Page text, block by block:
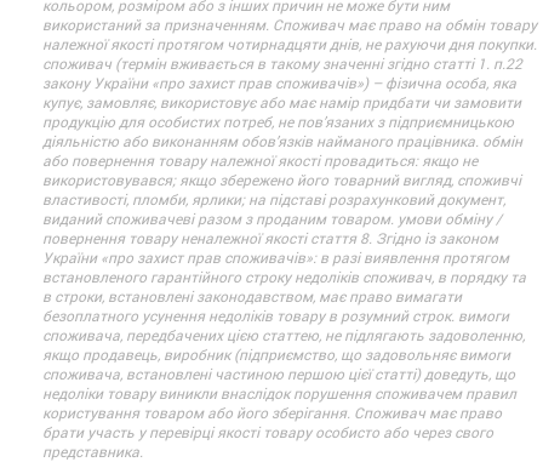
кольором, розміром або з інших причин не може бути ним
використаний за призначенням. Споживач має право на обмін товару
належної якості протягом чотирнадцяти днів, не рахуючи дня покупки.
споживач (термін вживається в такому значенні згідно статті 1. п.22
закону України «про захист прав споживачів») – фізична особа, яка
купує, замовляє, використовує або має намір придбати чи замовити
продукцію для особистих потреб, не пов’язаних з підприємницькою
діяльністю або виконанням обов’язків найманого працівника. обмін
або повернення товару належної якості провадиться: якщо не
використовувався; якщо збережено його товарний вигляд, споживчі
властивості, пломби, ярлики; на підставі розрахунковий документ,
виданий споживачеві разом з проданим товаром. умови обміну /
повернення товару неналежної якості стаття 8. Згідно із законом
України «про захист прав споживачів»: в разі виявлення протягом
встановленого гарантійного строку недоліків споживач, в порядку та
в строки, встановлені законодавством, має право вимагати
безоплатного усунення недоліків товару в розумний строк. вимоги
споживача, передбачених цією статтею, не підлягають задоволенню,
якщо продавець, виробник (підприємство, що задовольняє вимоги
споживача, встановлені частиною першою цієї статті) доведуть, що
недоліки товару виникли внаслідок порушення споживачем правил
користування товаром або його зберігання. Споживач має право
брати участь у перевірці якості товару особисто або через свого
представника.